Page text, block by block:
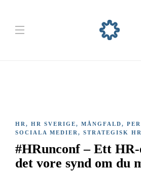
HR , HR SVERIGE, MÅNGFALD,
SOCIALA MEDIER , STRATEGISK HR
#HRunconf – Ett HR-
det vore synd om du